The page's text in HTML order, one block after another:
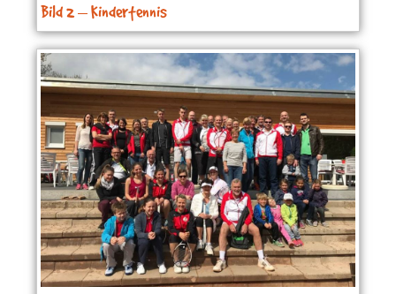
Bild 2 – Kindertennis